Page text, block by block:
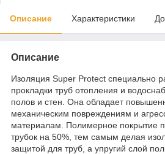
Описание Характеристики
Описание
Изоляция Super Protect специально
прокладки труб отопления и
полов и стен. Она обладает
механическим повреждениям и
материалам. Полимерное покрытие
трубок на 50%, тем самым делая
защитой для труб, а упругий слой